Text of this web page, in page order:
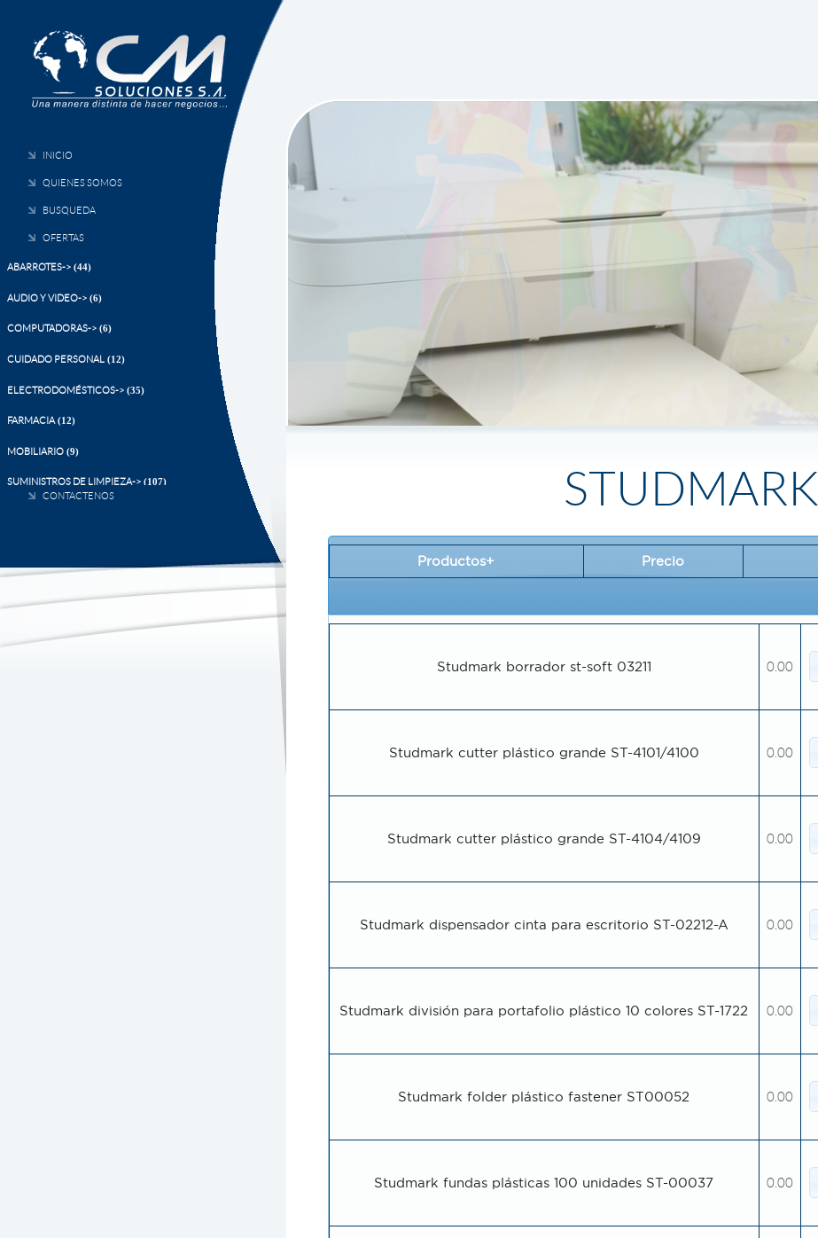
INICIO
QUIENES SOMOS
BUSQUEDA
OFERTAS
CONTACTENOS STUDMARK
Productos+ Precio
Studmark borrador st-soft 03211 0.00
Studmark cutter plástico grande ST-4101/4100 0.00
Studmark cutter plástico grande ST-4104/4109 0.00
Studmark dispensador cinta para escritorio ST-02212-A 0.00
Studmark división para portafolio plástico 10 colores ST-1722 0.00
Studmark folder plástico fastener ST00052 0.00
Studmark fundas plásticas 100 unidades ST-00037 0.00